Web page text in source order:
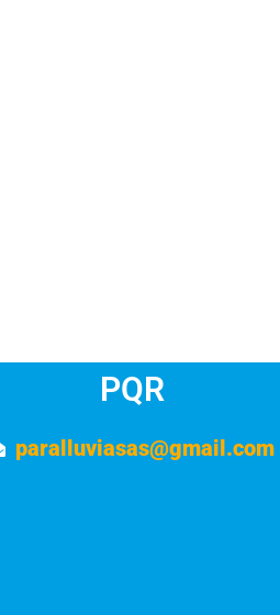
PQR
paralluviasas@gmail.com